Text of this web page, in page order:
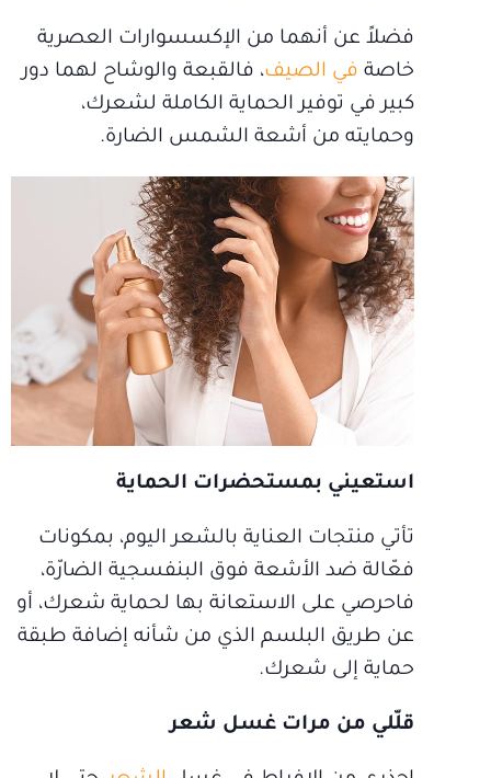
فضلاً عن أنهما من الإكسسوارات العصرية
خاصة في الصيف، فالقبعة والوشاح لهما دور
كبير في توفير الحماية الكاملة لشعرك،
وحمايته من أشعة الشمس الضارة.
استعيني بمستحضرات الحماية
تأتي منتجات العناية بالشعر اليوم، بمكونات
فعّالة ضد الأشعة فوق البنفسجية الضارّة،
فاحرصي على الاستعانة بها لحماية شعرك، أو
عن طريق البلسم الذي من شأنه إضافة طبقة
حماية إلى شعرك.
قلّلي من مرات غسل شعر